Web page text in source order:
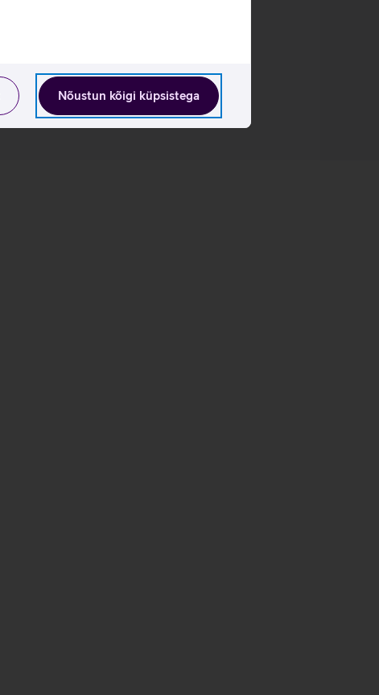
Nõustun kõigi küpsistega